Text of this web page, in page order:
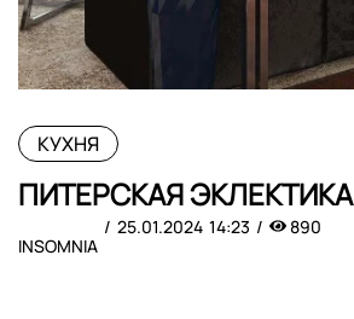
КУХНЯ
ПИТЕРСКАЯ ЭКЛЕКТИКА
INSOMNIA
25.01.2024 14:23 890